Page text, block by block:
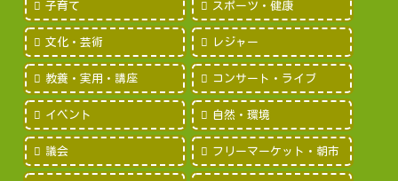
子育て スポーツ・健康
文化・芸術 レジャー
教養・実用・講座 コンサート・ライブ
イベント 自然・環境
議会 フリーマーケット・朝市